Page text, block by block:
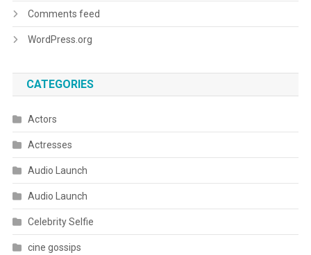
Comments feed
WordPress.org
CATEGORIES
Actors
Actresses
Audio Launch
Audio Launch
Celebrity Selfie
cine gossips